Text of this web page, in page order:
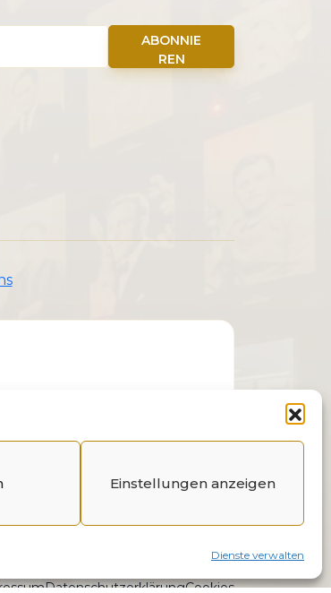
Dienste verwalten
Einstellungen anzeigen
ABONNIE
REN
DatenschutzerklärungCookies